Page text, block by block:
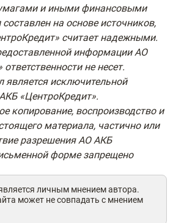
и иными финансовыми
на основе источников,
считает надежными.
информации АО
не несет.
является исключительной
«ЦентроКредит».
копирование, воспроизводство и
материала, частично или
разрешения АО АКБ
форме запрещено
личным мнением автора.
может не совпадать с мнением